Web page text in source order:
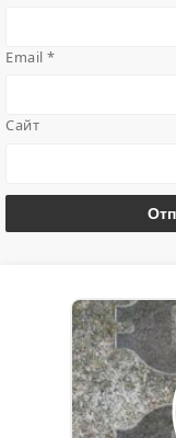
Email*
Сайт